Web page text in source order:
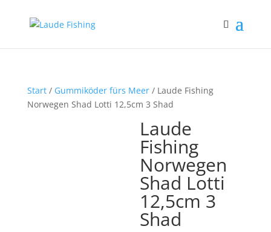
Start/ Gummiköder fürs Meer/ Laude Fishing
Norwegen Shad Lotti 12,5cm 3 Shad
Laude
Fishing
Norwegen
Shad Lotti
12,5cm 3
Shad